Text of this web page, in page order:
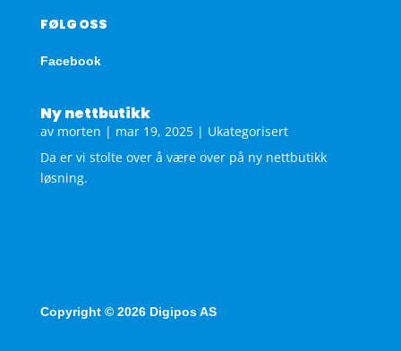
FØLG OSS
Facebook
Ny nettbutikk
av morten | mar 19, 2025| Ukategorisert
Da er vi stolte over å være over på ny nettbutikk
løsning.
Copyright © 2026 Digipos AS